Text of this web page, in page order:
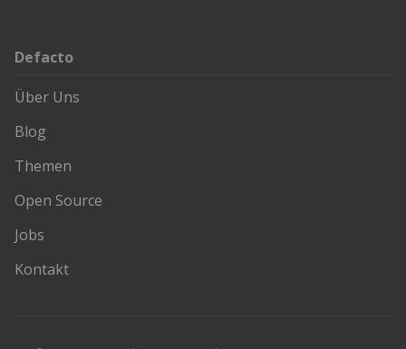
Defacto
Über Uns
Blog
Themen
Open Source
Jobs
Kontakt